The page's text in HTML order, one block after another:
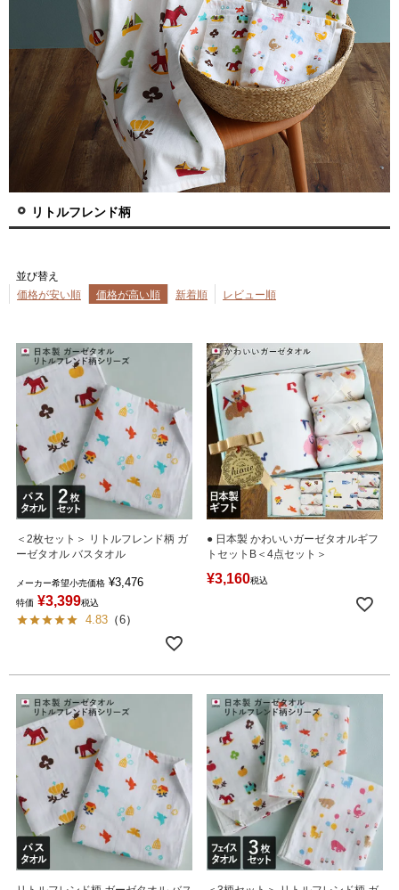
リトルフレンド柄
並び替え
価格が安い順
価格が高い順 新着順 レビュー順
＜2枚セット＞ リトルフレンド柄 ガ
ーゼタオル バスタオル
メーカー希望小売価格 ¥3,476
特価 ¥3,399税込
4.83 （6）
● 日本製 かわいいガーゼタオルギフ
トセットB＜4点セット＞
¥3,160税込